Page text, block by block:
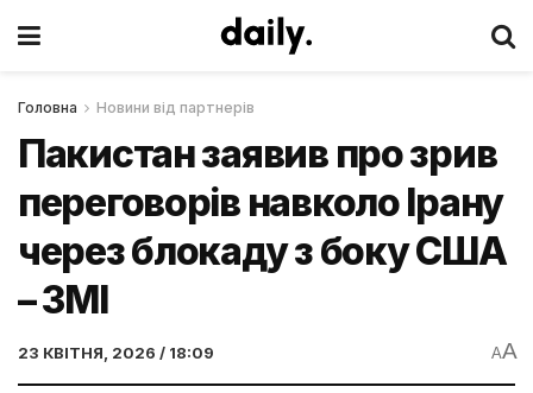
Головна Новини від партнерів
Пакистан заявив про зрив
переговорів навколо Ірану
через блокаду з боку США
– ЗМІ
23 КВІТНЯ, 2026 / 18:09 AA